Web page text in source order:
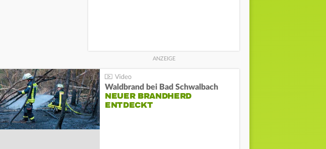
Waldbrand bei Bad Schwalbach
NEUER BRANDHERD
ENTDECKT